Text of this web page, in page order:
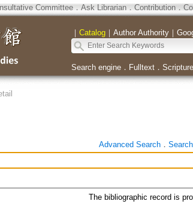
Committee． Ask Librarian． Contribution．
｜ Catalog｜ Author Authority｜
Search engine． Fulltext．
Advanced Search．
The bibliographic record is